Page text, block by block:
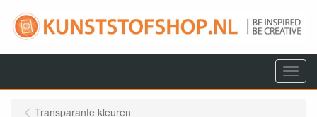
Menu
Transparante kleuren